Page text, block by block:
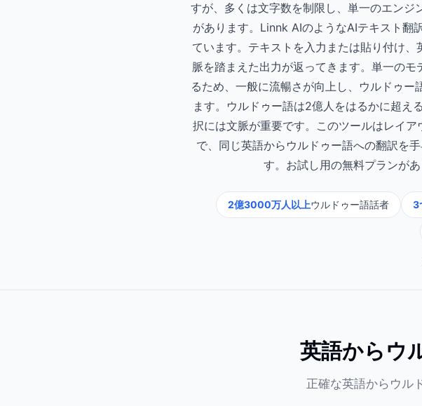
すが、多くは文字数を制限し、単一のエンジ
があります。Linnk AIのようなAIテキスト翻
ています。テキストを入力または貼り付け
脈を踏まえた出力が返ってきます。単一の
るため、一般に流暢さが向上し、ウルドゥ
ます。ウルドゥー語は2億人をはるかに超え
択には文脈が重要です。このツールはレイ
で、同じ英語からウルドゥー語への翻訳を
す。お試し用の無料プランが
2億3000万人以上ウルドゥー語話者 3
英語からウ
正確な英語からウル